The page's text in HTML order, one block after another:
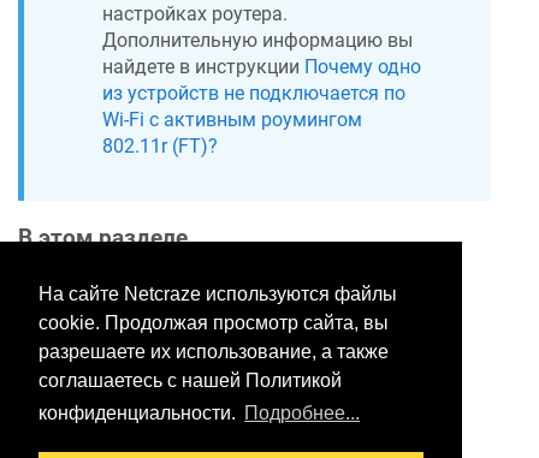
На сайте Netcraze используются файлы
cookie. Продолжая просмотр сайта, вы
разрешаете их использование, а также
соглашаетесь с нашей Политикой
конфиденциальности. Подробнее...
настройках роутера.
Дополнительную информацию вы
найдете в инструкции Почему одно
из устройств не подключается по
Wi-Fi с активным роумингом
802.11r (FT)?
В этом разделе
Хотите оставить отзыв?
Нажмите здесь, чтобы